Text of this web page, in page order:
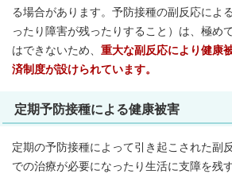
る場合があります。予防接種の副反応によ
ったり障害が残ったりすること）は、極め
はできないため、 重大な副反応により健康
済制度が設けられています。
定期予防接種による健康被害
定期の予防接種によって引き起こされた副
での治療が必要になったり生活に支障を残